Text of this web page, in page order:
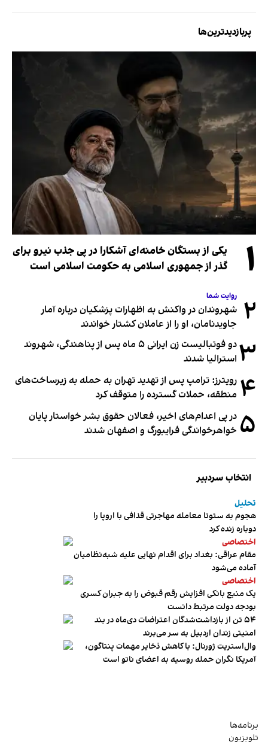
پربازدیدترین‌ها
۱
یکی از بستگان خامنه‌ای آشکارا در پی جذب نیرو برای
گذر از جمهوری اسلامی به حکومت اسلامی است
۲ روایت شما
شهروندان در واکنش به اظهارات پزشکیان درباره آمار
جاویدنامان، او را از عاملان کشتار خواندند
۳
دو فوتبالیست زن ایرانی ۵ ماه پس از پناهندگی، شهروند
استرالیا شدند
۴ رویترز: ترامپ پس از تهدید تهران به حمله به زیرساخت‌های
منطقه، حملات گسترده را متوقف کرد
۵ در پی اعدام‌های اخیر، فعالان حقوق بشر خواستار پایان
خواهرخواندگی فرایبورگ و اصفهان شدند
انتخاب سردبیر
تحلیل
هجوم به سئوتا معامله مهاجرتی قذافی با اروپا را
دوباره زنده کرد
اختصاصی
مقام عراقی: بغداد برای اقدام نهایی علیه شبه‌نظامیان
آماده می‌شود
اختصاصی
یک منبع بانکی افزایش رقم قبوض را به جبران کسری
بودجه دولت مرتبط دانست
۵۴ تن از بازداشت‌شدگان اعتراضات دی‌ماه در بند
امنیتی زندان اردبیل به سر می‌برند
وال‌استریت ژورنال: با کاهش ذخایر مهمات پنتاگون،
آمریکا نگران حمله روسیه به اعضای ناتو‌ است
برنامه‌ها
تلویزیون